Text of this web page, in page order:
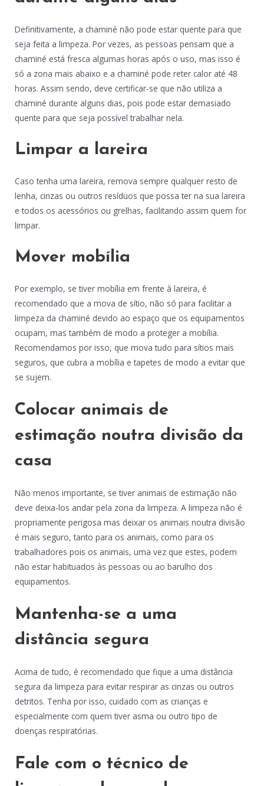
Definitivamente, a chaminé não pode estar quente para que
seja feita a limpeza. Por vezes, as pessoas pensam que a
chaminé está fresca algumas horas após o uso, mas isso é
só a zona mais abaixo e a chaminé pode reter calor até 48
horas. Assim sendo, deve certificar-se que não utiliza a
chaminé durante alguns dias, pois pode estar demasiado
quente para que seja possível trabalhar nela.
Limpar a lareira
Caso tenha uma lareira, remova sempre qualquer resto de
lenha, cinzas ou outros resíduos que possa ter na sua lareira
e todos os acessórios ou grelhas, facilitando assim quem for
limpar.
Mover mobília
Por exemplo, se tiver mobília em frente à lareira, é
recomendado que a mova de sítio, não só para facilitar a
limpeza da chaminé devido ao espaço que os equipamentos
ocupam, mas também de modo a proteger a mobília.
Recomendamos por isso, que mova tudo para sítios mais
seguros, que cubra a mobília e tapetes de modo a evitar que
se sujem.
Colocar animais de
estimação noutra divisão da
casa
Não menos importante, se tiver animais de estimação não
deve deixa-los andar pela zona da limpeza. A limpeza não é
propriamente perigosa mas deixar os animais noutra divisão
é mais seguro, tanto para os animais, como para os
trabalhadores pois os animais, uma vez que estes, podem
não estar habituados às pessoas ou ao barulho dos
equipamentos.
Mantenha-se a uma
distância segura
Acima de tudo, é recomendado que fique a uma distância
segura da limpeza para evitar respirar as cinzas ou outros
detritos. Tenha por isso, cuidado com as crianças e
especialmente com quem tiver asma ou outro tipo de
doenças respiratórias.
Fale com o técnico de